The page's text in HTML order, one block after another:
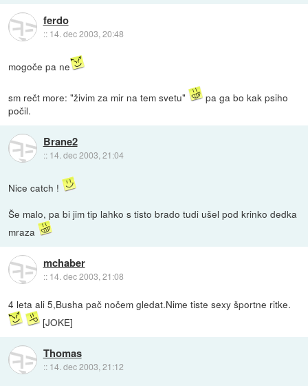
ferdo
:: 14. dec 2003, 20:48
mogoče pa ne
sm rečt more: "živim za mir na tem svetu"
pa ga bo kak psiho
počil.
Brane2
:: 14. dec 2003, 21:04
Nice catch !
Še malo, pa bi jim tip lahko s tisto brado tudi ušel pod krinko dedka
mraza
mchaber
:: 14. dec 2003, 21:08
4 leta ali 5,Busha pač nočem gledat.Nime tiste sexy športne ritke.
[JOKE]
Thomas
:: 14. dec 2003, 21:12